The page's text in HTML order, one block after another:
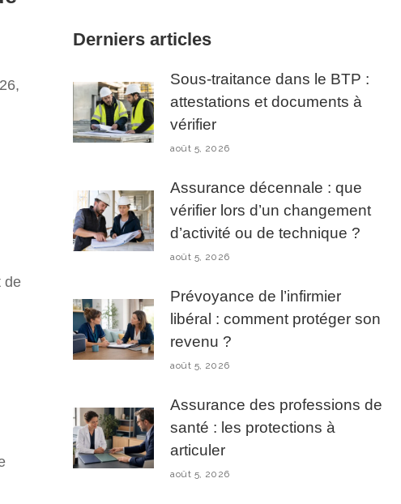
de
Derniers articles
Sous-traitance dans le BTP :
attestations et documents à
vérifier
août 5, 2026
Assurance décennale : que
vérifier lors d’un changement
d’activité ou de technique ?
août 5, 2026
Prévoyance de l’infirmier
libéral : comment protéger son
revenu ?
août 5, 2026
Assurance des professions de
santé : les protections à
articuler
août 5, 2026